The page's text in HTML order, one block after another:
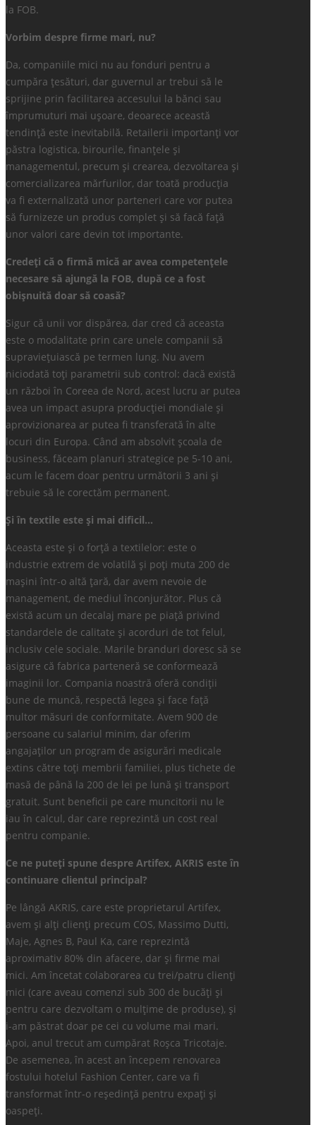
la FOB.
Vorbim despre firme mari, nu?
Da, companiile mici nu au fonduri pentru a
cumpăra țesături, dar guvernul ar trebui să le
sprijine prin facilitarea accesului la bănci sau
împrumuturi mai ușoare, deoarece această
tendință este inevitabilă. Retailerii importanți vor
păstra logistica, birourile, finanțele și
managementul, precum și crearea, dezvoltarea și
comercializarea mărfurilor, dar toată producția
va fi externalizată unor parteneri care vor putea
să furnizeze un produs complet și să facă față
unor valori care devin tot importante.
Credeți că o firmă mică ar avea competențele
necesare să ajungă la FOB, după ce a fost
obișnuită doar să coasă?
Sigur că unii vor dispărea, dar cred că aceasta
este o modalitate prin care unele companii să
supraviețuiască pe termen lung. Nu avem
niciodată toți parametrii sub control: dacă există
un război în Coreea de Nord, acest lucru ar putea
avea un impact asupra producției mondiale și
aprovizionarea ar putea fi transferată în alte
locuri din Europa. Când am absolvit școala de
business, făceam planuri strategice pe 5-10 ani,
acum le facem doar pentru următorii 3 ani și
trebuie să le corectăm permanent.
Și în textile este și mai dificil…
Aceasta este și o forță a textilelor: este o
industrie extrem de volatilă și poți muta 200 de
mașini într-o altă țară, dar avem nevoie de
management, de mediul înconjurător. Plus că
există acum un decalaj mare pe piață privind
standardele de calitate și acorduri de tot felul,
inclusiv cele sociale. Marile branduri doresc să se
asigure că fabrica parteneră se conformează
imaginii lor. Compania noastră oferă condiții
bune de muncă, respectă legea și face față
multor măsuri de conformitate. Avem 900 de
persoane cu salariul minim, dar oferim
angajaților un program de asigurări medicale
extins către toți membrii familiei, plus tichete de
masă de până la 200 de lei pe lună și transport
gratuit. Sunt beneficii pe care muncitorii nu le
iau în calcul, dar care reprezintă un cost real
pentru companie.
Ce ne puteți spune despre Artifex, AKRIS este în
continuare clientul principal?
Pe lângă AKRIS, care este proprietarul Artifex,
avem și alți clienți precum COS, Massimo Dutti,
Maje, Agnes B, Paul Ka, care reprezintă
aproximativ 80% din afacere, dar și firme mai
mici. Am încetat colaborarea cu trei/patru clienți
mici (care aveau comenzi sub 300 de bucăți și
pentru care dezvoltam o mulțime de produse), și
i-am păstrat doar pe cei cu volume mai mari.
Apoi, anul trecut am cumpărat Roșca Tricotaje.
De asemenea, în acest an începem renovarea
fostului hotelul Fashion Center, care va fi
transformat într-o reședință pentru expați și
oaspeți.